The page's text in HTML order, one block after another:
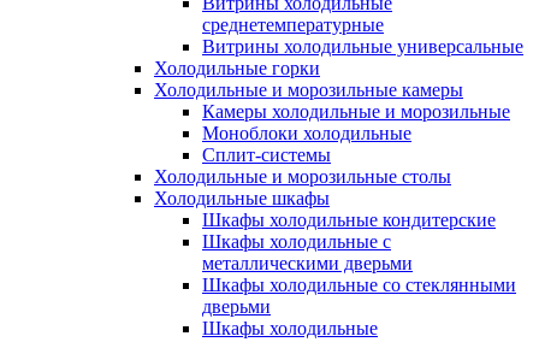
среднетемпературные
Витрины холодильные универсальные
Холодильные горки
Холодильные и морозильные камеры
Камеры холодильные и морозильные
Моноблоки холодильные
Сплит-системы
Холодильные и морозильные столы
Холодильные шкафы
Шкафы холодильные кондитерские
Шкафы холодильные с
металлическими дверьми
Шкафы холодильные со стеклянными
дверьми
Шкафы холодильные